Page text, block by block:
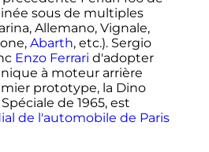
sous de multiples
Allemano, Vignale,
Abarth, etc.). Sergio
Enzo Ferrari d'adopter
à moteur arrière
prototype, la Dino
de 1965, est
de l'automobile de Paris